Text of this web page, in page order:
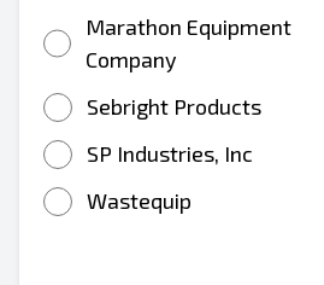
Marathon Equipment
Company
Sebright Products
SP Industries, Inc
Wastequip